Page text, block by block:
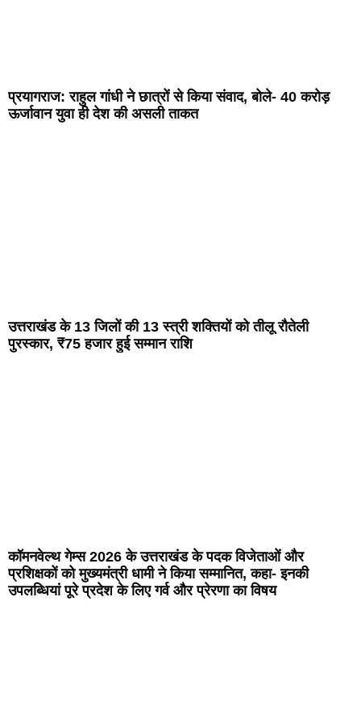
प्रयागराज: राहुल गांधी ने छात्रों से किया संवाद, बोले- 40 करोड़
ऊर्जावान युवा ही देश की असली ताकत
उत्तराखंड के 13 जिलों की 13 स्त्री शक्तियों को तीलू रौतेली
पुरस्कार, ₹75 हजार हुई सम्मान राशि
कॉमनवेल्थ गेम्स 2026 के उत्तराखंड के पदक विजेताओं और
प्रशिक्षकों को मुख्यमंत्री धामी ने किया सम्मानित, कहा- इनकी
उपलब्धियां पूरे प्रदेश के लिए गर्व और प्रेरणा का विषय